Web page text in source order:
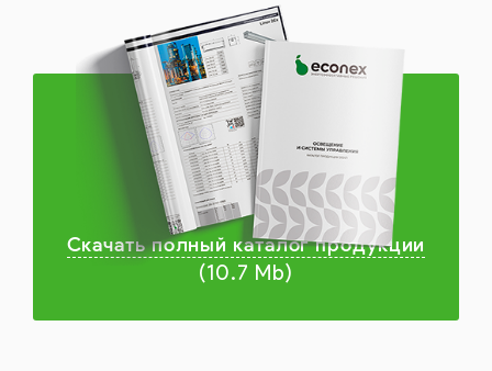
Скачать полный каталог продукции
(10.7 Mb)